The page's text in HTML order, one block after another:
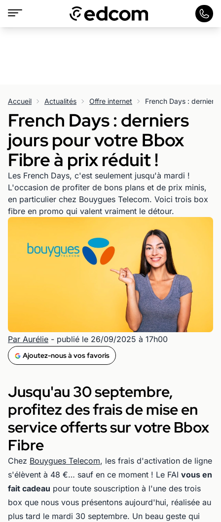
Accueil Actualités Offre internet
French Days : derniers
jours pour votre Bbox
Fibre à prix réduit !
Les French Days, c'est seulement jusqu'à mardi !
L'occasion de profiter de bons plans et de prix minis,
en particulier chez Bouygues Telecom. Voici trois box
fibre en promo qui valent vraiment le détour.
Par Aurélie - publié le 26/09/2025 à 17h00
Ajoutez-nous à vos favoris
Jusqu'au 30 septembre,
profitez des frais de mise en
service offerts sur votre Bbox
Fibre
Chez Bouygues Telecom, les frais d'activation de ligne
s'élèvent à 48 €… sauf en ce moment ! Le FAI vous en
fait cadeau pour toute souscription à l'une des trois
box que nous vous présentons aujourd'hui, réalisée au
plus tard le mardi 30 septembre. Un beau geste qui